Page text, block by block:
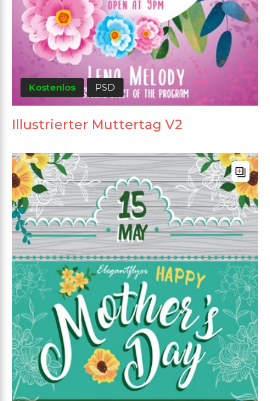
Kostenlos PSD
Illustrierter Muttertag V2